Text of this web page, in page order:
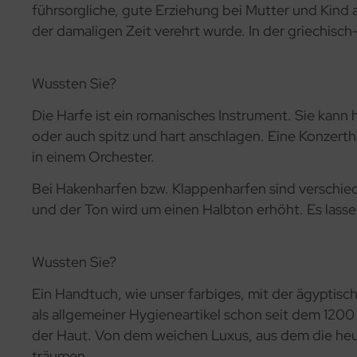
führsorgliche, gute Erziehung bei Mutter und Kind
der damaligen Zeit verehrt wurde. In der
Wussten Sie?
Die Harfe ist ein romanisches Instrument. Sie
oder auch spitz und hart anschlagen. Eine
in einem Orchester.
Bei Hakenharfen bzw. Klappenharfen sind
und der Ton wird um einen Halbton erhöht. Es
Wussten Sie?
Ein Handtuch, wie unser farbiges, mit der
als allgemeiner Hygieneartikel schon seit dem
der Haut. Von dem weichen Luxus, aus dem die